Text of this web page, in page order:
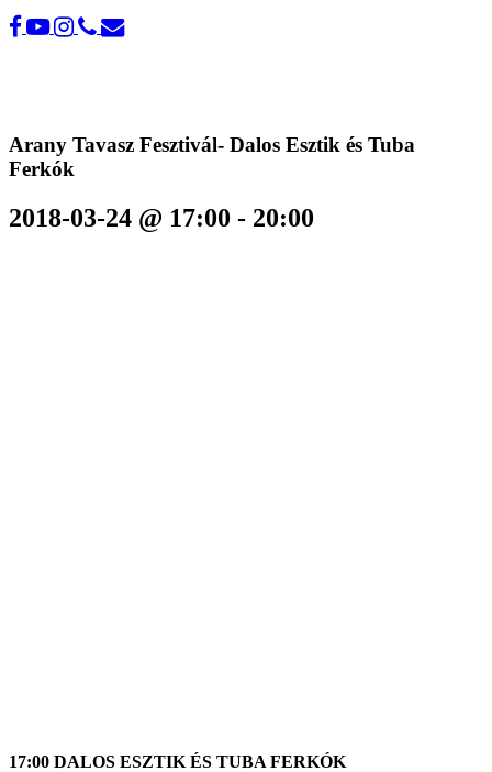
Arany Tavasz Fesztivál- Dalos Esztik és Tuba
Ferkók
2018-03-24 @ 17:00 - 20:00
17:00 DALOS ESZTIK ÉS TUBA FERKÓK